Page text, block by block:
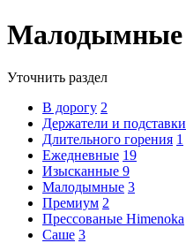
Малодымные
Уточнить раздел
В дорогу 2
Держатели и подставки
Длительного горения 1
Ежедневные 19
Изысканные 9
Малодымные 3
Премиум 2
Прессованые Himenoka
Саше 3